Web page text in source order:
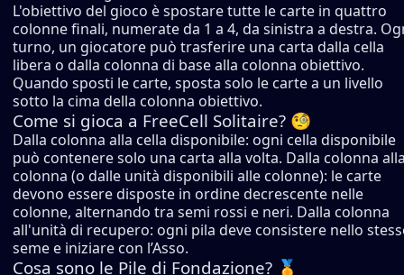
L'obiettivo del gioco è spostare tutte le carte in quattro
colonne finali, numerate da 1 a 4, da sinistra a destra.
turno, un giocatore può trasferire una carta dalla cella
libera o dalla colonna di base alla colonna obiettivo.
Quando sposti le carte, sposta solo le carte a un livello
sotto la cima della colonna obiettivo.
Come si gioca a FreeCell Solitaire? 🧐
Dalla colonna alla cella disponibile: ogni cella disponibile
può contenere solo una carta alla volta. Dalla colonna
colonna (o dalle unità disponibili alle colonne): le carte
devono essere disposte in ordine decrescente nelle
colonne, alternando tra semi rossi e neri. Dalla colonna
all'unità di recupero: ogni pila deve consistere nello
seme e iniziare con l’Asso.
Cosa sono le Pile di Fondazione? 🏅